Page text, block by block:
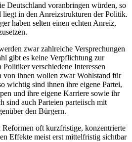
Deutschland voranbringen würden, so
liegt in den Anreizstrukturen der Politik.
haben selten einen echten Anreiz,
zwar zahlreiche Versprechungen
gibt es keine Verpflichtung zur
verschiedene Interessen
von ihnen wollen zwar Wohlstand für
wichtig sind ihnen ihre eigene Partei,
und ihre eigene Karriere sowie ihr
sind auch Parteien parteiisch mit
den Bürgern.
oft kurzfristige, konzentrierte
Effekte meist erst mittelfristig sichtbar